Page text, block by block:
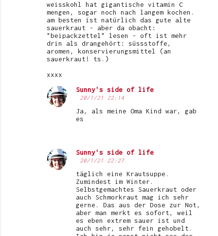
weisskohl hat gigantische vitamin C
mengen, sogar noch nach langem kochen.
am besten ist natürlich das gute alte
sauerkraut - aber da obacht:
"beipackzettel" lesen - oft ist mehr
drin als drangehört: süssstoffe,
aromen, konservierungsmittel (an
sauerkraut! ts.)
xxxx
Sunny's side of life
20/1/21 22:14
Ja, als meine Oma Kind war, gab
es
Sunny's side of life
20/1/21 22:27
täglich eine Krautsuppe.
Zumindest im Winter.
Selbstgemachtes Sauerkraut oder
auch Schmorkraut mag ich sehr
gerne. Das aus der Dose zur Not,
aber man merkt es sofort, weil
es eben extrem sauer ist und
auch sehr, sehr fein gehobelt.